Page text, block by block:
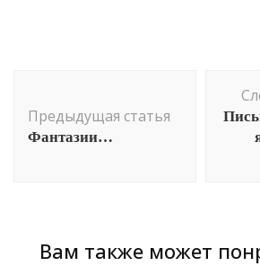
по
записям
Предыдущая статья
Фантазии…
Вам также может